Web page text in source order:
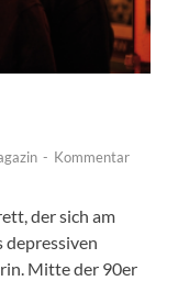
- Kommentar
der sich am
depressiven
Mitte der 90er